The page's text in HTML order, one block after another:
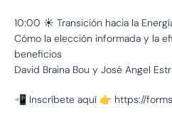
10:00 ☀️ Transición hacia la
Cómo la elección informada y la
beneficios
David Braina Bou y José Angel
📲 Inscríbete aquí 👉 https://